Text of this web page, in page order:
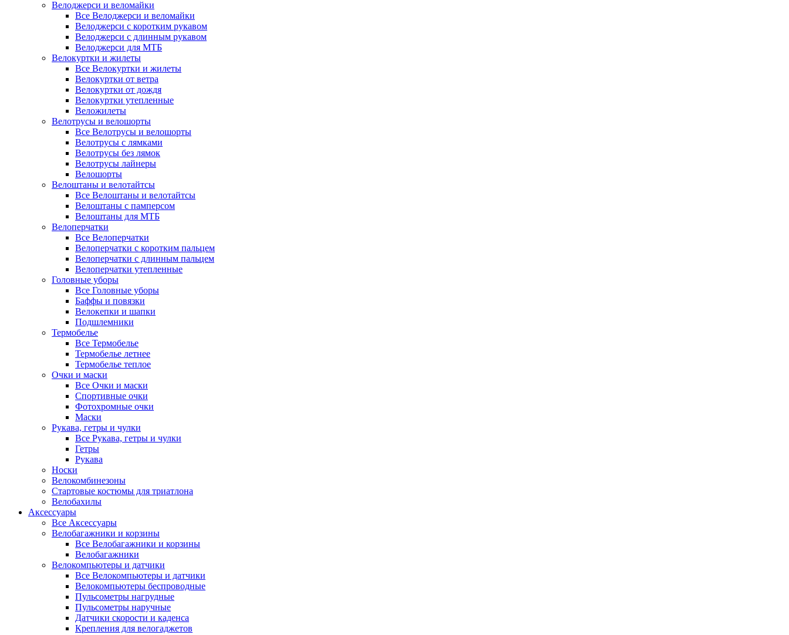
Велоджерси и веломайки
Все Велоджерси и веломайки
Велоджерси с коротким рукавом
Велоджерси с длинным рукавом
Велоджерси для МТБ
Велокуртки и жилеты
Все Велокуртки и жилеты
Велокуртки от ветра
Велокуртки от дождя
Велокуртки утепленные
Веложилеты
Велотрусы и велошорты
Все Велотрусы и велошорты
Велотрусы с лямками
Велотрусы без лямок
Велотрусы лайнеры
Велошорты
Велоштаны и велотайтсы
Все Велоштаны и велотайтсы
Велоштаны с памперсом
Велоштаны для МТБ
Велоперчатки
Все Велоперчатки
Велоперчатки с коротким пальцем
Велоперчатки с длинным пальцем
Велоперчатки утепленные
Головные уборы
Все Головные уборы
Баффы и повязки
Велокепки и шапки
Подшлемники
Термобелье
Все Термобелье
Термобелье летнее
Термобелье теплое
Очки и маски
Все Очки и маски
Спортивные очки
Фотохромные очки
Маски
Рукава, гетры и чулки
Все Рукава, гетры и чулки
Гетры
Рукава
Носки
Велокомбинезоны
Стартовые костюмы для триатлона
Велобахилы
Аксессуары
Все Аксессуары
Велобагажники и корзины
Все Велобагажники и корзины
Велобагажники
Велокомпьютеры и датчики
Все Велокомпьютеры и датчики
Велокомпьютеры беспроводные
Пульсометры нагрудные
Пульсометры наручные
Датчики скорости и каденса
Крепления для велогаджетов